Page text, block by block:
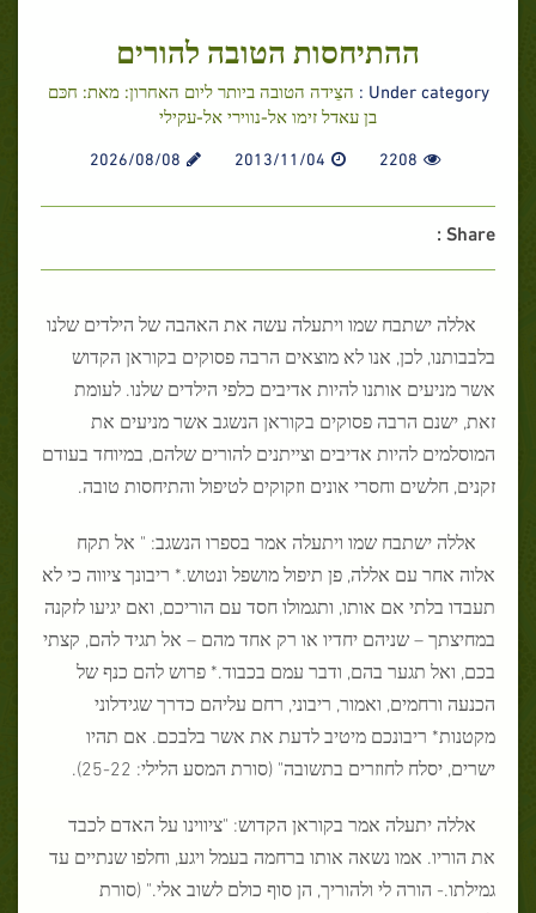
ההתיחסות הטובה להורים
Under category :
הצֵידה הטובה ביותר ליום האחרון: מאת: חכּם
בן עאדל זימו אל-נווירי אל-עקילי
2208
2013/11/04
2026/08/08
Share :
אללה ישתבח שמו ויתעלה עשה את האהבה של הילדים שלנו
בלבבותנו, לכן, אנו לא מוצאים הרבה פסוקים בקוראן הקדוש
אשר מניעים אותנו להיות אדיבים כלפי הילדים שלנו. לעומת
זאת, ישנם הרבה פסוקים בקוראן הנשגב אשר מניעים את
המוסלמים להיות אדיבים וצייתנים להורים שלהם, במיוחד בעודם
זקנים, חלשים וחסרי אונים וזקוקים לטיפול והתיחסות טובה.
אללה ישתבח שמו ויתעלה אמר בספרו הנשגב: " אל תקח
אלוה אחר עם אללה, פן תיפול מושפל ונטוש.* ריבונך ציווה כי לא
תעבדו בלתי אם אותו, ותגמולו חסד עם הוריכם, ואם יגיעו לזקנה
במחיצתך – שניהם יחדיו או רק אחד מהם – אל תגיד להם, קצתי
בכם, ואל תגער בהם, ודבר עמם בכבוד.* פרוש להם כנף של
הכנעה ורחמים, ואמור, ריבוני, רחם עליהם כדרך שגידלוני
מקטנות* ריבונכם מיטיב לדעת את אשר בלבכם. אם תהיו
ישרים, יסלח לחוזרים בתשובה" (סורת המסע הלילי: 25-22).
אללה יתעלה אמר בקוראן הקדוש: "ציווינו על האדם לכבד
את הוריו. אמו נשאה אותו ברחמה בעמל ויגע, וחלפו שנתיים עד
גמילתו.- הורה לי ולהוריך, הן סוף כולם לשוב אלי." (סורת